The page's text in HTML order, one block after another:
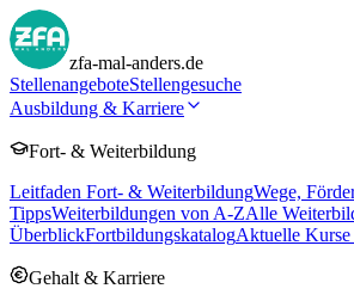
zfa-mal-anders.de
StellenangeboteStellengesuche
Ausbildung & Karriere
Fort- & Weiterbildung
Leitfaden Fort- & WeiterbildungWege,
TippsWeiterbildungen von A-ZAlle
ÜberblickFortbildungskatalogAktuelle
Gehalt & Karriere